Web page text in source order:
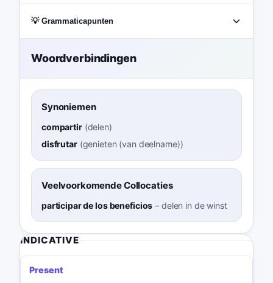
💡 Grammaticapunten
Woordverbindingen
Synoniemen
compartir(delen)
disfrutar(genieten (van deelname))
Veelvoorkomende Collocaties
participar de los beneficios – delen in de winst
INDICATIVE
Present